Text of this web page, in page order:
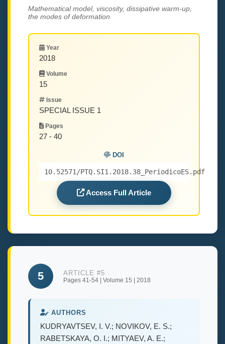
Mathematical model, viscosity, dissipative warm-up,
the modes of deformation
Year
2018
Volume
15
Issue
SPECIAL ISSUE 1
Pages
27 - 40
DOI
10.52571/PTQ.SI1.2018.38_PeriodicoES.pdf
Access Full Article
5 ARTICLE #5
Pages 41-54 | Volume 15 | 2018
AUTHORS
KUDRYAVTSEV, I. V.; NOVIKOV, E. S.;
RABETSKAYA, O. I.; MITYAEV, A. E.;